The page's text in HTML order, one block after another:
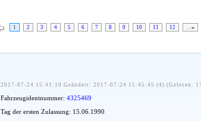
1 2 3 4 5 6 7 8 9 10 11 12
2017-07-24 15:41:10 Geändert: 2017-07-24 15:45:45 (4) (Gelesen:
Fahrzeugidentnummer: 4325469
Tag der ersten Zulassung: 15.06.1990